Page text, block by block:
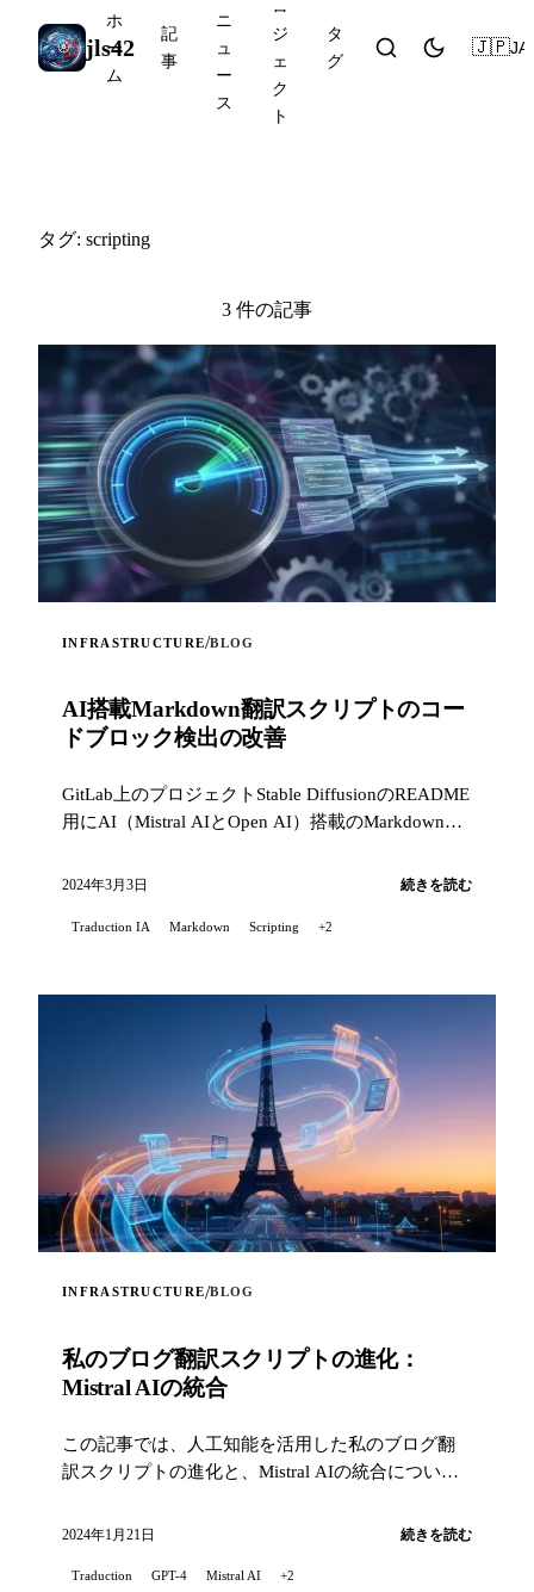
jls42
ホ
ー
ム
記
事
ニ
ュ
ー
ス
ロ
ジ
ェ
ク
ト
タ
グ
🇯🇵JA
タグ: scripting
3 件の記事
INFRASTRUCTURE/BLOG
AI搭載Markdown翻訳スクリプトのコー
ドブロック検出の改善
GitLab上のプロジェクトStable DiffusionのREADME
用にAI（Mistral AIとOpen AI）搭載のMarkdown翻
2024年3月3日 続きを読む
Traduction IA Markdown Scripting +2
INFRASTRUCTURE/BLOG
私のブログ翻訳スクリプトの進化：
Mistral AIの統合
この記事では、人工知能を活用した私のブログ翻
訳スクリプトの進化と、Mistral AIの統合について
2024年1月21日 続きを読む
Traduction GPT-4 Mistral AI +2